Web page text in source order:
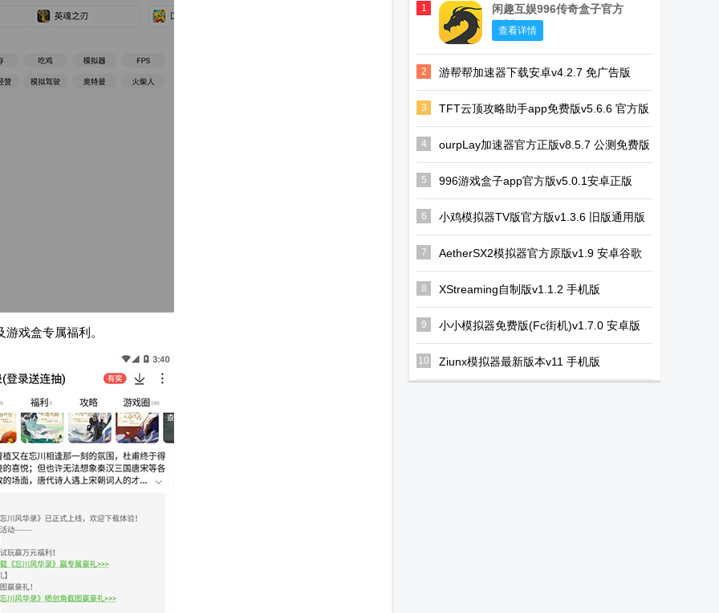
戏盒专属福利。
1
闲趣互娱996传奇盒子官方
正版
查看详情
2 游帮帮加速器下载安卓v4.2.7 免广告版
3 TFT云顶攻略助手app免费版v5.6.6 官方版
4 ourpLay加速器官方正版v8.5.7 公测免费版
5 996游戏盒子app官方版v5.0.1安卓正版
6 小鸡模拟器TV版官方版v1.3.6 旧版通用版
7
AetherSX2模拟器官方原版v1.9 安卓谷歌
版
8 XStreaming自制版v1.1.2 手机版
9 小小模拟器免费版(Fc街机)v1.7.0 安卓版
10 Ziunx模拟器最新版本v11 手机版